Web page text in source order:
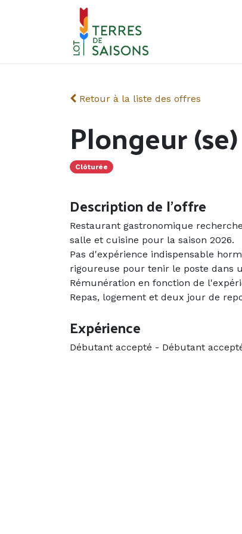
Se rendre au contenu
Retour à la liste des offres
Plongeur
Clôturée
Description de l'offre
Restaurant gastronomique
salle et cuisine pour la saison 2026.
Pas d'expérience indispensable
rigoureuse pour tenir le poste dans
Rémunération en fonction de
Repas, logement et deux jour de
Expérience
Débutant accepté - Débutant